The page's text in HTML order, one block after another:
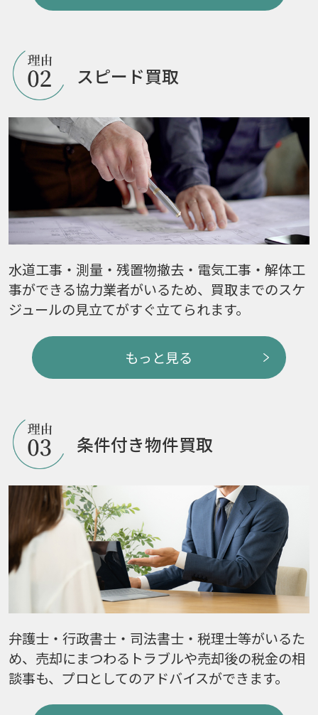
スピード買取
水道工事・測量・残置物撤去・電気工事・解体工
事ができる協力業者がいるため、買取までのスケ
ジュールの見立てがすぐ立てられます。
もっと見る
条件付き物件買取
弁護士・行政書士・司法書士・税理士等がいるた
め、売却にまつわるトラブルや売却後の税金の相
談事も、プロとしてのアドバイスができます。